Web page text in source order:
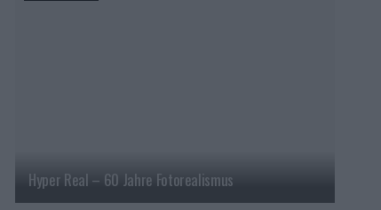
Hyper Real – 60 Jahre Fotorealismus